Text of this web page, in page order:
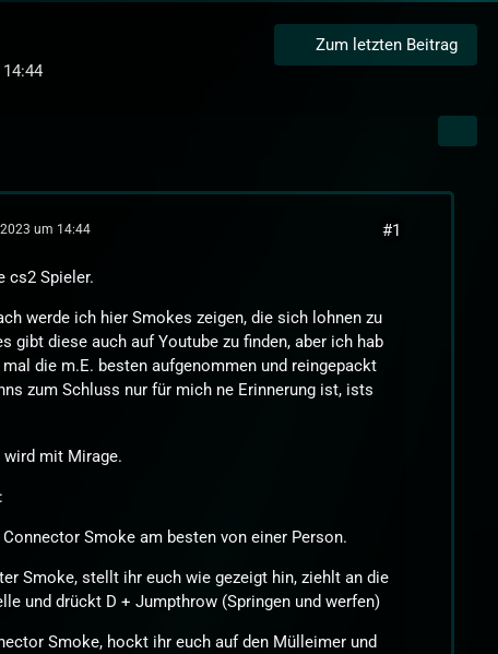
Zum letzten Beitrag
um 14:44 #1
cs2 Spieler.
werde ich hier Smokes zeigen, die sich lohnen zu
gibt diese auch auf Youtube zu finden, aber ich hab
die m.E. besten aufgenommen und reingepackt
zum Schluss nur für mich ne Erinnerung ist, ists
wird mit Mirage.
Connector Smoke am besten von einer Person.
Smoke, stellt ihr euch wie gezeigt hin, ziehlt an die
und drückt D + Jumpthrow (Springen und werfen)
Smoke, hockt ihr euch auf den Mülleimer und